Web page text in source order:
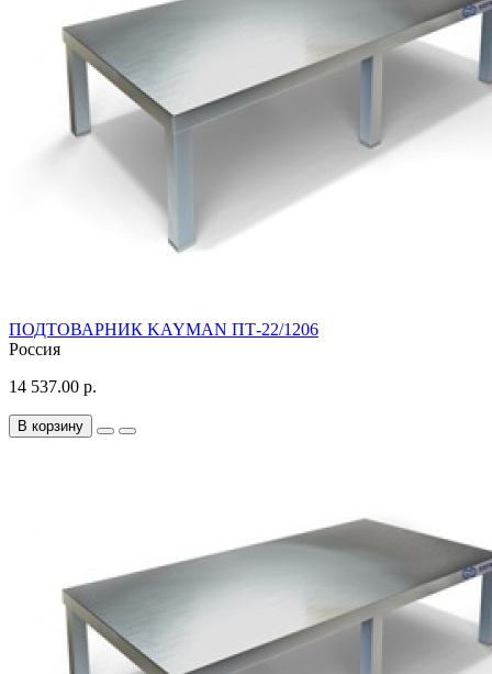
ПОДТОВАРНИК KAYMAN ПТ-22/1206
Россия
14 537.00 р.
В корзину